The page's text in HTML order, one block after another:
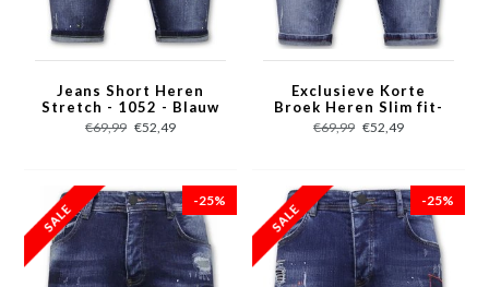
Jeans Short Heren
Stretch - 1052 - Blauw
€69,99 €52,49
Exclusieve Korte
Broek Heren Slim fit-
1054 - Blauw
€69,99 €52,49
-25% -25%